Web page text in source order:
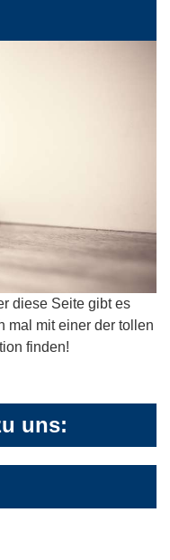
diese Seite gibt es
mal mit einer der tollen
finden!
uns: